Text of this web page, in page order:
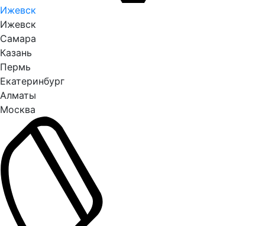
Ижевск
Ижевск
Самара
Казань
Пермь
Екатеринбург
Алматы
Москва